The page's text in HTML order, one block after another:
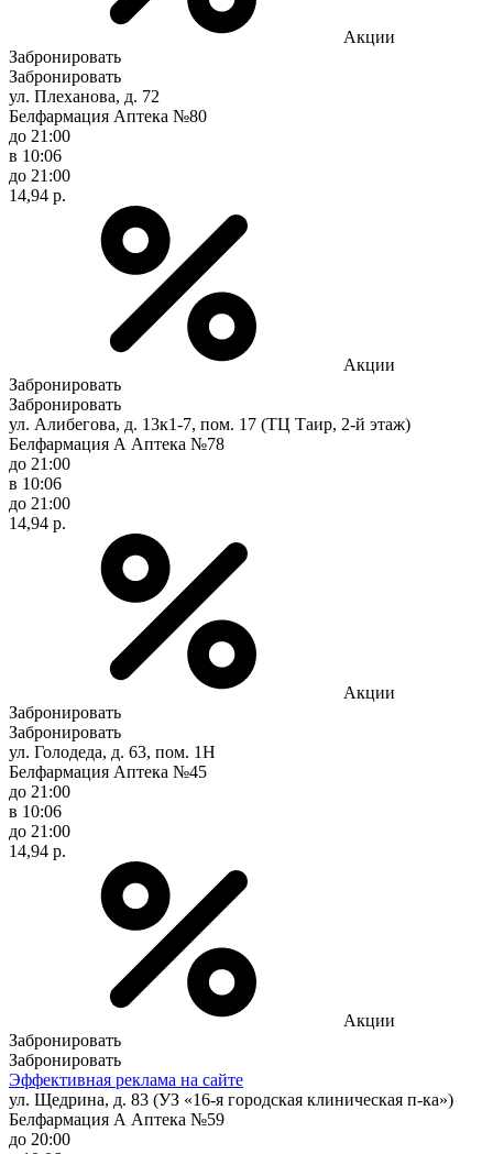
Акции
Забронировать
Забронировать
ул. Плеханова, д. 72
Белфармация Аптека №80
до 21:00
в 10:06
до 21:00
14,94 р.
Акции
Забронировать
Забронировать
ул. Алибегова, д. 13к1-7, пом. 17 (ТЦ Таир, 2-й этаж)
Белфармация А Аптека №78
до 21:00
в 10:06
до 21:00
14,94 р.
Акции
Забронировать
Забронировать
ул. Голодеда, д. 63, пом. 1Н
Белфармация Аптека №45
до 21:00
в 10:06
до 21:00
14,94 р.
Акции
Забронировать
Забронировать
Эффективная реклама на сайте
ул. Щедрина, д. 83 (УЗ «16-я городская клиническая п-ка»)
Белфармация А Аптека №59
до 20:00